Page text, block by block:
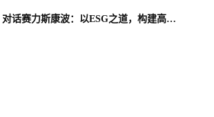
对话赛力斯康波：以ESG之道，构建高端智能汽车品牌全球竞争力